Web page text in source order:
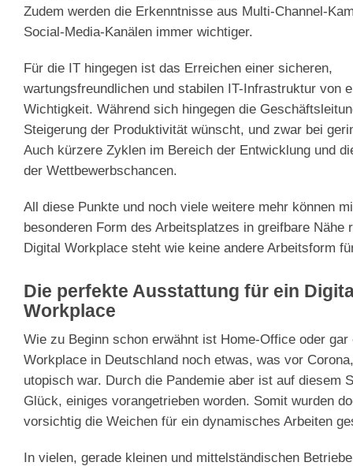
Zudem werden die Erkenntnisse aus Multi-Channel-
Social-Media-Kanälen immer wichtiger.
Für die IT hingegen ist das Erreichen einer sicheren,
wartungsfreundlichen und stabilen IT-Infrastruktur von
Wichtigkeit. Während sich hingegen die
Steigerung der Produktivität wünscht, und zwar bei
Auch kürzere Zyklen im Bereich der Entwicklung und
der Wettbewerbschancen.
All diese Punkte und noch viele weitere mehr können
besonderen Form des Arbeitsplatzes in greifbare Nähe
Digital Workplace steht wie keine andere Arbeitsform
Die perfekte Ausstattung für ein
Workplace
Wie zu Beginn schon erwähnt ist Home-Office oder gar
Workplace in Deutschland noch etwas, was vor
utopisch war. Durch die Pandemie aber ist auf diesem
Glück, einiges vorangetrieben worden. Somit wurden
vorsichtig die Weichen für ein dynamisches Arbeiten
In vielen, gerade kleinen und mittelständischen